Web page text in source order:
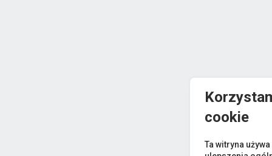
cookie
Ta witryna